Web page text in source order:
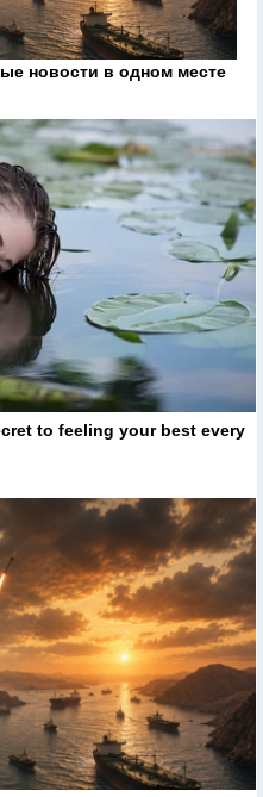
новости в одном месте
to feeling your best every